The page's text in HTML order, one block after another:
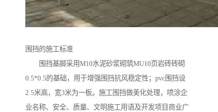
围挡的施工标准
围挡基脚采用M10水泥砂浆砌筑MU10页岩砖砖砌
0.5*0.5的基础，用于增强围挡抗风稳定性；pvc围挡设
2.5米高，宽3米为一板。施工围挡做美化处理，喷涂企
业名称、安全、质量、文明施工用语及开发项目商业广